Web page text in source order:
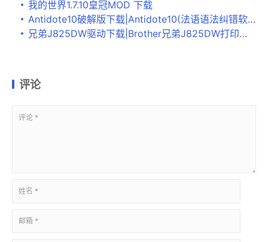
我的世界1.7.10皇冠MOD 下载
Antidote10破解版下载|Antidote10(法语语法纠错软件) 免费版附破解补丁下载
兄弟J825DW驱动下载|Brother兄弟J825DW打印机驱动官方版v1.0下载
评论